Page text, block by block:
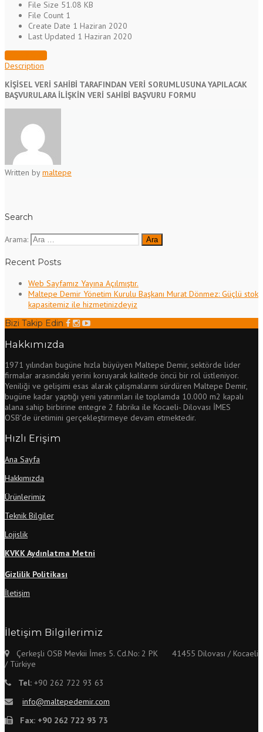
File Size 51.08 KB
File Count 1
Create Date 1 Haziran 2020
Last Updated 1 Haziran 2020
DOWNLOAD
Description
KİŞİSEL VERİ SAHİBİ TARAFINDAN VERİ SORUMLUSUNA YAPILACAK
BAŞVURULARA İLİŞKİN VERİ SAHİBİ BAŞVURU FORMU
Written bymaltepe
Search
Arama:
Recent Posts
Web Sayfamız Yayına Açılmıştır.
Maltepe Demir Yönetim Kurulu Başkanı Murat Dönmez: Güçlü stok
kapasitemiz ile hizmetinizdeyiz
Bizi Takip Edin
Hakkımızda
1971 yılından bugüne hızla büyüyen Maltepe Demir, sektörde lider
firmalar arasındaki yerini koruyarak kalitede öncü bir rol üstleniyor.
Yeniliği ve gelişimi esas alarak çalışmalarını sürdüren Maltepe Demir,
bugüne kadar yaptığı yeni yatırımları ile toplamda 10.000 m2 kapalı
alana sahip birbirine entegre 2 fabrika ile Kocaeli- Dilovası İMES
OSB’de üretimini gerçekleştirmeye devam etmektedir.
Hızlı Erişim
Ana Sayfa
Hakkımızda
Ürünlerimiz
Teknik Bilgiler
Lojislik
KVKK Aydınlatma Metni
Gizlilik Politikası
İletişim
İletişim Bilgilerimiz
Çerkeşli OSB Mevkii İmes 5. Cd.No: 2 PK 41455 Dilovası / Kocaeli
/ Türkiye
Tel: +90 262 722 93 63
info@maltepedemir.com
Fax: +90 262 722 93 73